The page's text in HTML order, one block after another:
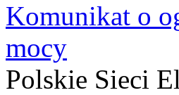
Komunikat o
mocy
Polskie Sieci